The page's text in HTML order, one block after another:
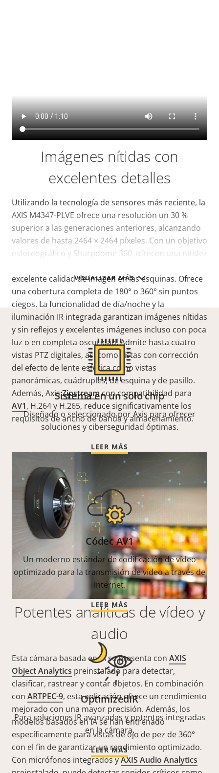
VISUALIZAR MÁS
Imágenes nítidas con
excelentes detalles
Utilizando la tecnología de sensores más reciente, la
AXIS M4347-PLVE ofrece una resolución un 30 %
superior a las generaciones anteriores, alcanzando
valores de hasta 2464 × 2464 píxeles. Con un objetivo
estereográfico y Sharpdome 360, ofrecen una nitidez
excelente calidad de imagen en las esquinas. Ofrece
una cobertura completa de 180° o 360° sin puntos
ciegos. La funcionalidad de día/noche y la
iluminación IR integrada garantizan imágenes nítidas
y sin reflejos y excelentes imágenes incluso con poca
luz o en completa oscuridad. Admite hasta cuatro
vistas PTZ digitales, así como vistas con corrección
del efecto de lente esférica como vistas
panorámicas, cuádruples, de esquina y de pasillo.
Además, AxisZipstreamcon compatibilidad para
AV1, H.264 y H.265, reduce significativamente los
requisitos de ancho de banda y almacenamiento.
Potentes analíticas de vídeo y
audio
Esta cámara basada en IA se presenta con AXIS
Object Analytics preinstalado para detectar,
clasificar, rastrear y contar objetos. En combinación
con ARTPEC-9, esta aplicación ofrece un rendimiento
mejorado con una mayor precisión. Además, los
modelos basados en IA se han entrenado
específicamente para vistas de ojo de pez de 360°
con el fin de garantizar un rendimiento optimizado.
Con micrófonos integrados yAXIS Audio Analytics
Sistema en un solo chip
Diseñado o seleccionado por Axis para ofrecer
soluciones y ciberseguridad óptimas.
LEER MÁS
Códec AV1
Un moderno estándar de codificación de vídeo
optimizado para la transmisión de vídeo a través de
Internet.
LEER MÁS
OptimizedIR
Para soluciones IR avanzadas y potentes integradas
en la cámara.
LEER MÁS